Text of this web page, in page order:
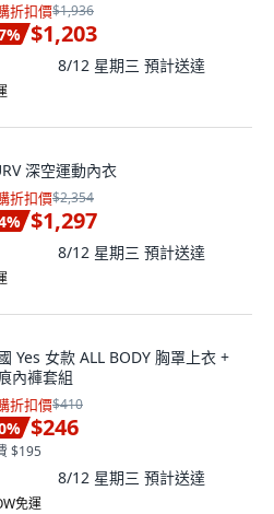
折扣價$1,936
% $1,203
8/12 星期三 預計送達
深空運動內衣
折扣價$2,354
% $1,297
8/12 星期三 預計送達
Yes 女款 ALL BODY 胸罩上衣 +
內褲套組
折扣價$410
% $246
$195
8/12 星期三 預計送達
免運